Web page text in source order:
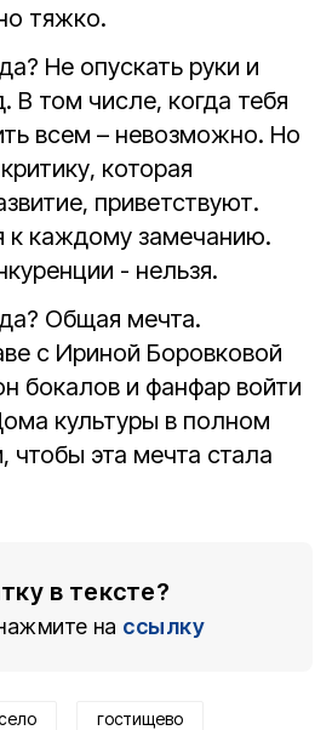
тяжко.
Не опускать руки и
В том числе, когда тебя
всем – невозможно. Но
которая
приветствуют.
к каждому замечанию.
- нельзя.
Общая мечта.
с Ириной Боровковой
бокалов и фанфар войти
культуры в полном
чтобы эта мечта стала
в тексте?
на ссылку
гостищево